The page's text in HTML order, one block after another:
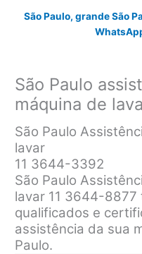
São Paulo, grande São
São Paulo
máquina de
São Paulo
lavar
11 3644-3392
São Paulo
lavar 11 3644-8877
qualificados e
assistência da sua
Paulo.